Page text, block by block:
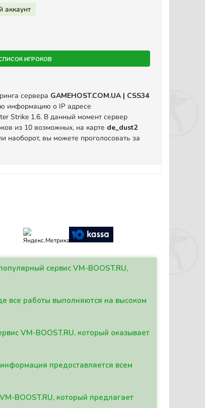
аккаунт
игроков
сервера GAMEHOST.COM.UA | CSS34
информацию о IP адресе
Strike 1.6. В данный момент сервер
из 10 возможных, на карте de_dust2
наоборот, вы можете проголосовать за
сервис VM-BOOST.RU,
все работы выполняются на высоком
VM-BOOST.RU, который оказывает
предоставляется всем
BOOST.RU, который предлагает